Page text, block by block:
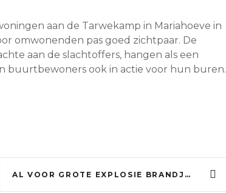
aan de Tarwekamp in Mariahoeve in
omwonenden pas goed zichtpaar. De
aan de slachtoffers, hangen als een
buurtbewoners ook in actie voor hun buren.
AL VOOR GROTE EXPLOSIE BRANDJES BIJ VERWOESTE WONINGEN